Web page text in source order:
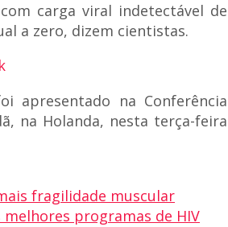
carga viral indetectável de
a zero, dizem cientistas.
apresentado na Conferência
na Holanda, nesta terça-feira
fragilidade muscular
programas de HIV